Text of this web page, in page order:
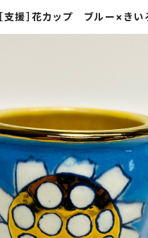
［支援］花カップ ブルー×き